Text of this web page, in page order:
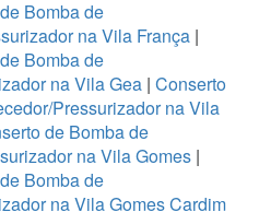
Bomba de
na Vila França |
Bomba de
na Vila Gea | Conserto
Pressurizador na Vila
de Bomba de
na Vila Gomes |
Bomba de
na Vila Gomes Cardim